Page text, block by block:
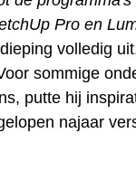
Pro en
volledig
sommige
putte hij
najaar